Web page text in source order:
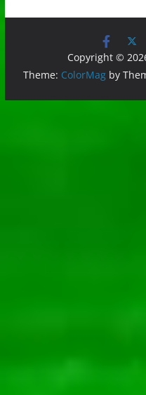
Copyright ©
Theme: ColorMagby